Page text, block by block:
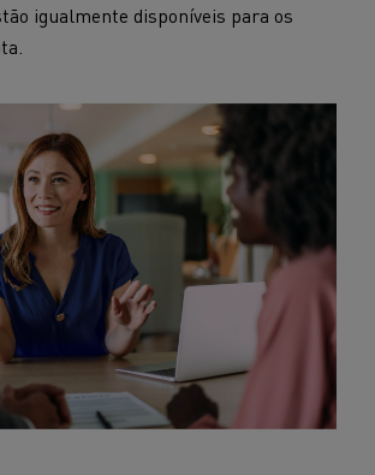
igualmente disponíveis para os